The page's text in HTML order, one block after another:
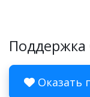
Поддержка
Оказать